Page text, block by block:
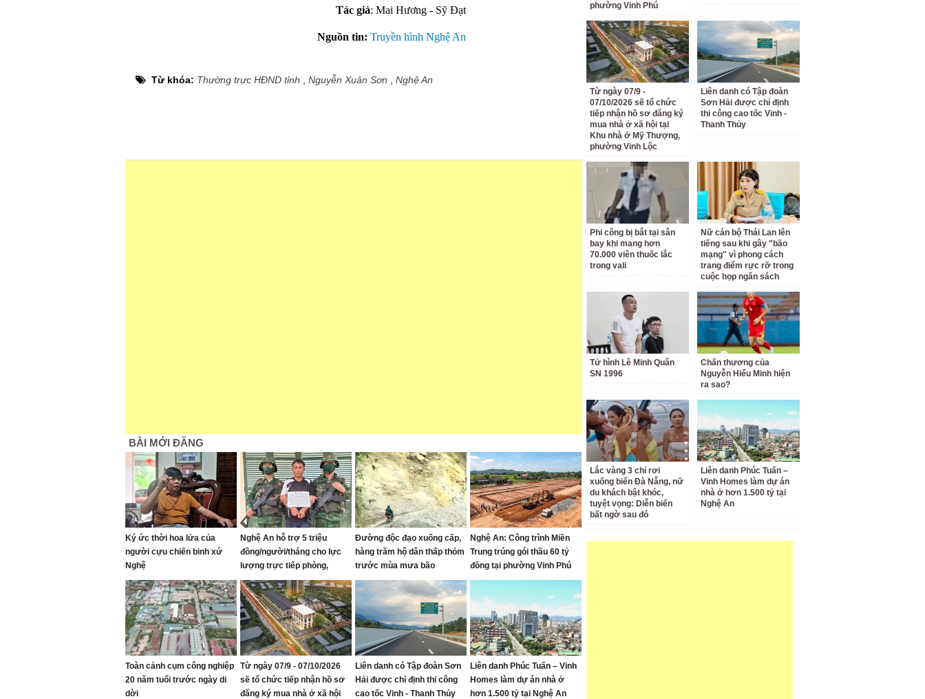
Tác giả: Mai Hương - Sỹ Đạt
Nguồn tin: Truyền hình Nghệ An
Từ khóa: Thường trực HĐND tỉnh Nguyễn Xuân Sơn Nghệ An
BÀI MỚI ĐĂNG
Ký ức thời hoa lửa của
người cựu chiến binh xứ
Nghệ
Nghệ An hỗ trợ 5 triệu
đồng/người/tháng cho lực
lượng trực tiếp phòng,
chống ma túy
Đường độc đạo xuống cấp,
hàng trăm hộ dân thấp thỏm
trước mùa mưa bão
Nghệ An: Công trình Miền
Trung trúng gói thầu 60 tỷ
đồng tại phường Vinh Phú
Toàn cảnh cụm công nghiệp
20 năm tuổi trước ngày di
dời
Từ ngày 07/9 - 07/10/2026
sẽ tổ chức tiếp nhận hồ sơ
đăng ký mua nhà ở xã hội
Liên danh có Tập đoàn Sơn
Hải được chỉ định thi công
cao tốc Vinh - Thanh Thủy
Liên danh Phúc Tuấn – Vinh
Homes làm dự án nhà ở
hơn 1.500 tỷ tại Nghệ An
phường Vinh Phú
Từ ngày 07/9 -
07/10/2026 sẽ tổ chức
tiếp nhận hồ sơ đăng ký
mua nhà ở xã hội tại
Khu nhà ở Mỹ Thượng,
phường Vinh Lộc
Liên danh có Tập đoàn
Sơn Hải được chỉ định
thi công cao tốc Vinh -
Thanh Thủy
Phi công bị bắt tại sân
bay khi mang hơn
70.000 viên thuốc lắc
trong vali
Nữ cán bộ Thái Lan lên
tiếng sau khi gây "bão
mạng" vì phong cách
trang điểm rực rỡ trong
cuộc họp ngân sách
Tử hình Lê Minh Quân
SN 1996
Chấn thương của
Nguyễn Hiểu Minh hiện
ra sao?
Lắc vàng 3 chỉ rơi
xuống biển Đà Nẵng, nữ
du khách bật khóc,
tuyệt vọng: Diễn biến
bất ngờ sau đó
Liên danh Phúc Tuấn –
Vinh Homes làm dự án
nhà ở hơn 1.500 tỷ tại
Nghệ An